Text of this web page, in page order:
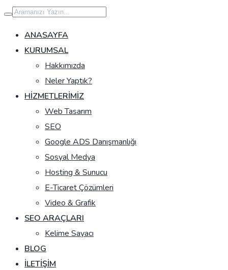
İçeriğe
geç
ANASAYFA
KURUMSAL
Hakkımızda
Neler Yaptık?
HIZMETLERIMIZ
Web Tasarım
SEO
Google ADS Danışmanlığı
Sosyal Medya
Hosting & Sunucu
E-Ticaret Çözümleri
Video & Grafik
SEO ARAÇLARI
Kelime Sayacı
BLOG
İLETIŞIM